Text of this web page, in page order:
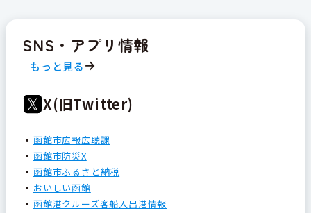
SNS・アプリ情報
もっと見る
X(旧Twitter)
函館市広報広聴課
函館市防災X
函館市ふるさと納税
おいしい函館
函館港クルーズ客船入出港情報